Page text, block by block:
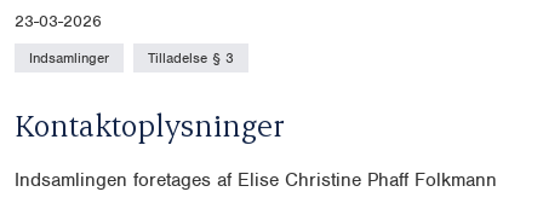
23-03-2026
Indsamlinger Tilladelse § 3
Kontaktoplysninger
Indsamlingen foretages af Elise Christine Phaff Folkmann